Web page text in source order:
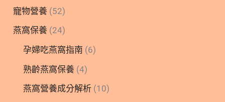
寵物營養 (52)
燕窩保養 (24)
孕婦吃燕窩指南 (6)
熟齡燕窩保養 (4)
燕窩營養成分解析 (10)